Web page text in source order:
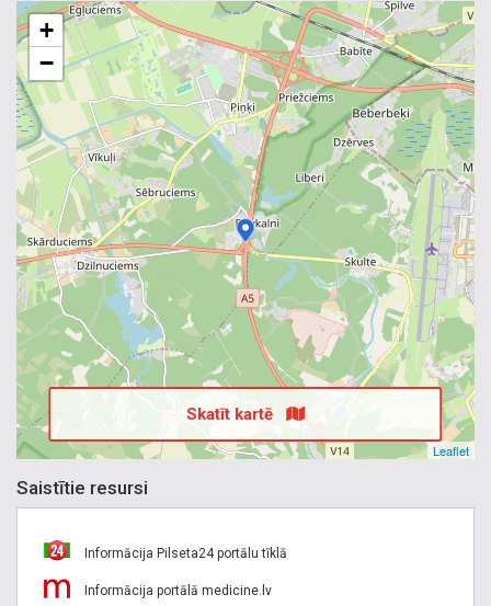
+
−
Leaflet
Skatīt kartē
Saistītie resursi
Informācija Pilseta24 portālu tīklā
Informācija portālā medicine.lv